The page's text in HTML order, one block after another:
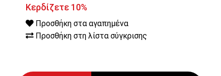
Κερδίζετε 10%
Προσθήκη στα αγαπημένα
Προσθήκη στη λίστα σύγκρισης